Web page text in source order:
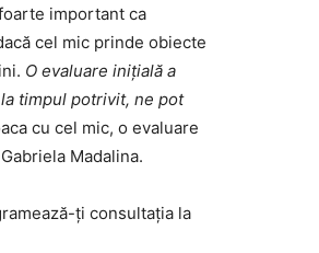
important ca
cel mic prinde obiecte
O evaluare inițială a
timpul potrivit, ne pot
cu cel mic, o evaluare
Madalina.
ți consultația la